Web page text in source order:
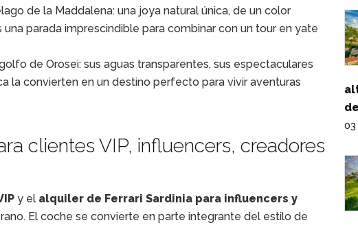
de la Maddalena: una joya natural única, de un color
parada imprescindible para combinar con un tour en yate
de Orosei: sus aguas transparentes, sus espectaculares
la convierten en un destino perfecto para vivir aventuras
clientes VIP, influencers, creadores
y el alquiler de Ferrari Sardinia para influencers y
El coche se convierte en parte integrante del estilo de
03